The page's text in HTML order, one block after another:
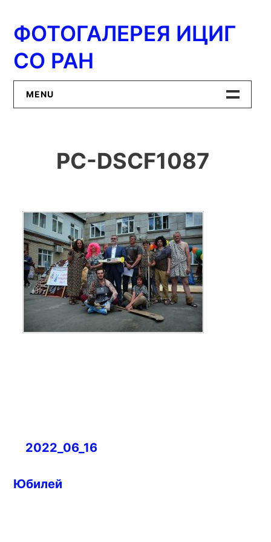
содержимому
ФОТОГАЛЕРЕЯ ИЦИГ
СО РАН
MENU
ИЦиГ СО РАН
PC-DSCF1087
Навигация
записям
2022_06_16
Юбилей